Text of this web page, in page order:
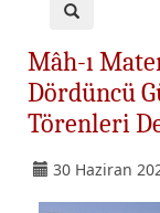
Mâh-ı
Dördüncü
Törenleri
30 Haziran